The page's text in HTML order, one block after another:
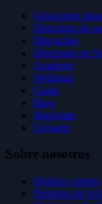
Soluciones
Directorio de
Migración
Directorio de
Academy
Webinars
Guías
Blog
Magazine
Glosario
Sobre nosotros
Quiénes somos
Historias de